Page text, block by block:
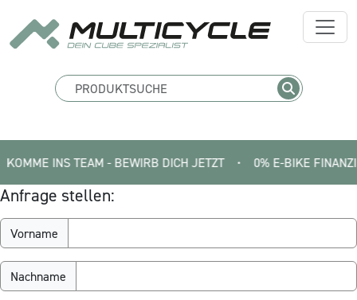
INS TEAM - BEWIRB DICH JETZT • 0% E-BIKE
Anfrage stellen:
Vorname
Nachname